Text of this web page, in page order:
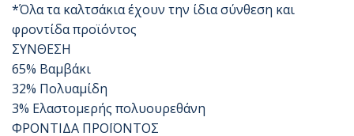
*Όλα τα καλτσάκια έχουν την ίδια σύνθεση και
φροντίδα προϊόντος
ΣΥΝΘΕΣΗ
65% Βαμβάκι
32% Πολυαμίδη
3% Ελαστομερής πολυουρεθάνη
ΦΡΟΝΤΙΔΑ ΠΡΟΪΟΝΤΟΣ